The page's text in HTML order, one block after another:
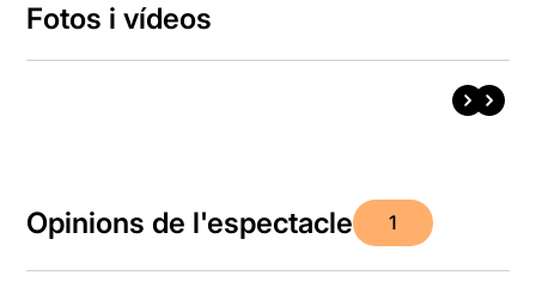
Fotos i vídeos
Opinions de l'espectacle 1